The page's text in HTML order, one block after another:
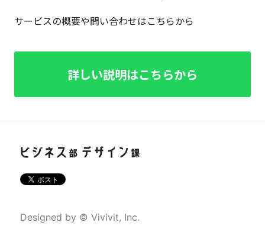
サービスの概要や問い合わせはこちらから
詳しい説明はこちらから
Designed by © Vivivit, Inc.